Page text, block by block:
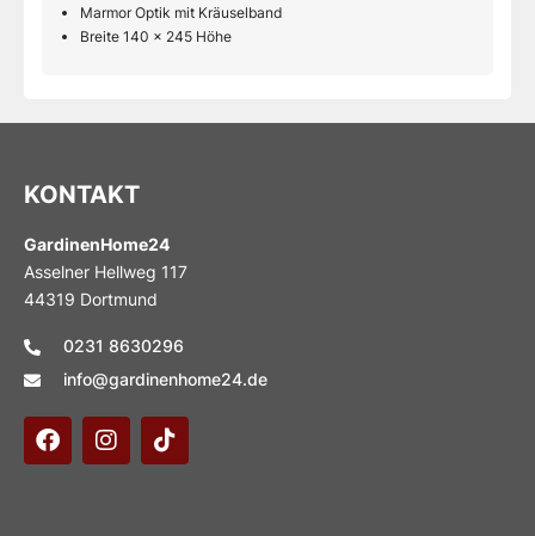
Marmor Optik mit Kräuselband
Breite 140 x 245 Höhe
KONTAKT
GardinenHome24
Asselner Hellweg 117
44319 Dortmund
0231 8630296
info@gardinenhome24.de